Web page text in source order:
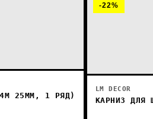
4М 25ММ, 1 РЯД)
-22%
LM DECOR
КАРНИЗ ДЛЯ